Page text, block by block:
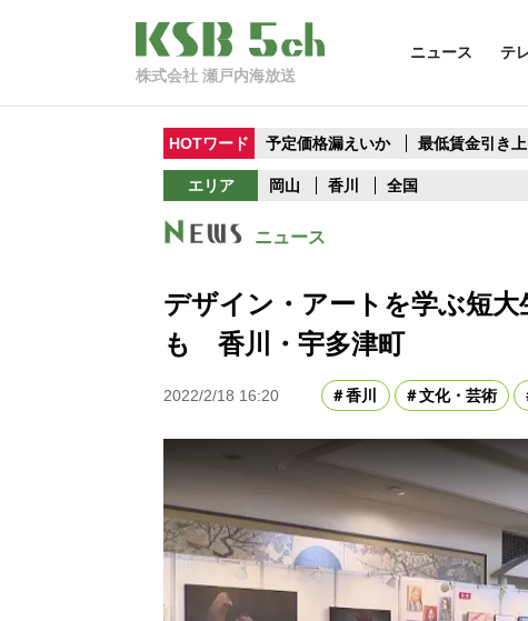
株式会社 瀬戸内海放送
ニュース テ
HOTワード 予定価格漏えいか 最低賃金引き
エリア 岡山 香川 全国
ニュース
デザイン・アートを学ぶ短
も 香川・宇多津町
2022/2/18 16:20 香川 文化・芸術